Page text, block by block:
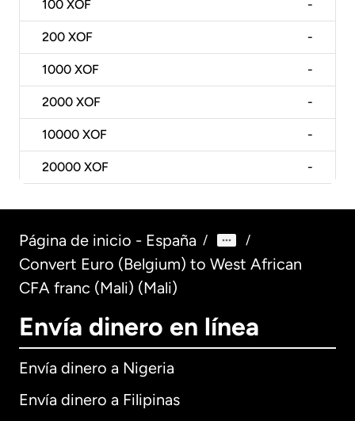
100 XOF -
200 XOF -
1000 XOF -
2000 XOF -
10000 XOF -
20000 XOF -
Página de inicio - España / /
Convert Euro (Belgium) to West African
CFA franc (Mali) (Mali)
Envía dinero en línea
Envía dinero a Nigeria
Envía dinero a Filipinas